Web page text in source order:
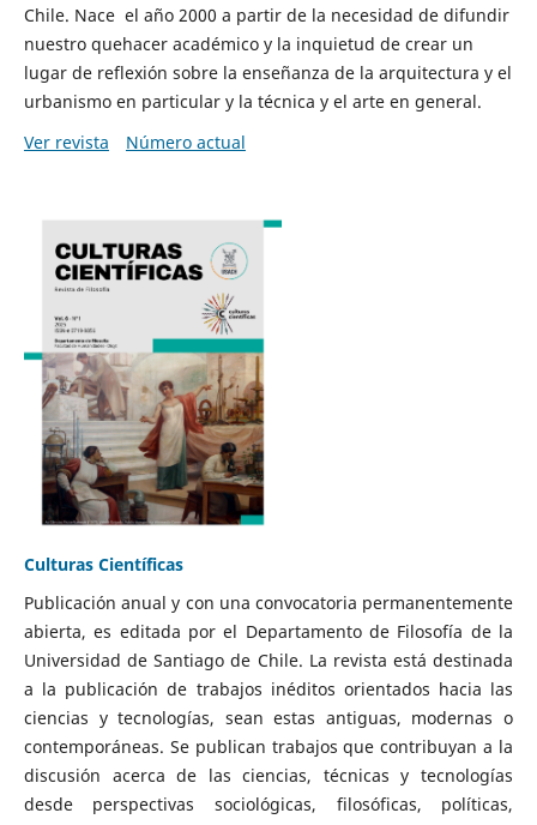
Chile. Nace el año 2000 a partir de la necesidad de difundir
nuestro quehacer académico y la inquietud de crear un
lugar de reflexión sobre la enseñanza de la arquitectura y el
urbanismo en particular y la técnica y el arte en general.
Ver revista
Número actual
Culturas Científicas
Publicación anual y con una convocatoria permanentemente
abierta, es editada por el Departamento de Filosofía de la
Universidad de Santiago de Chile. La revista está destinada
a la publicación de trabajos inéditos orientados hacia las
ciencias y tecnologías, sean estas antiguas, modernas o
contemporáneas. Se publican trabajos que contribuyan a la
discusión acerca de las ciencias, técnicas y tecnologías
desde perspectivas sociológicas, filosóficas, políticas,